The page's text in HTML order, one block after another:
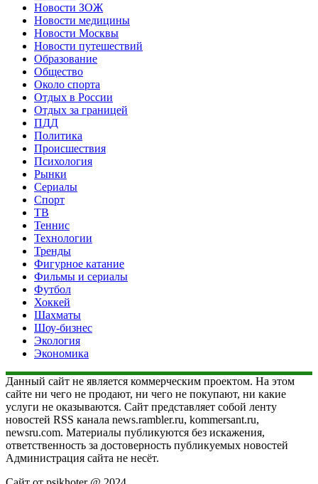
Новости ЗОЖ
Новости медицины
Новости Москвы
Новости путешествий
Образование
Общество
Около спорта
Отдых в России
Отдых за границей
ПДД
Политика
Происшествия
Психология
Рынки
Сериалы
Спорт
ТВ
Теннис
Технологии
Тренды
Фигурное катание
Фильмы и сериалы
Футбол
Хоккей
Шахматы
Шоу-бизнес
Экология
Экономика
Данный сайт не является коммерческим проектом. На этом
сайте ни чего не продают, ни чего не покупают, ни какие
услуги не оказываются. Сайт представляет собой ленту
новостей RSS канала news.rambler.ru, kommersant.ru,
newsru.com. Материалы публикуются без искажения,
ответственность за достоверность публикуемых новостей
Администрация сайта не несёт.